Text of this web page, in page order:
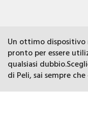
Un ottimo dispositivo
pronto per essere
qualsiasi
di Peli, sai sempre